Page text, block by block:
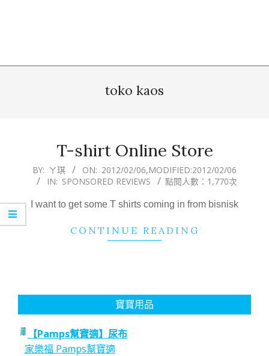
toko kaos
T-shirt Online Store
2012-
02-
06
BY: ㄚ琪 ON: 2012/02/06,MODIFIED:2012/02/06
IN: SPONSORED REVIEWS 點閱人數：1,770次
I want to get some T shirts coming in from bisnisk
CONTINUE READING
寶寶用品
【Pamps幫寶適】尿布
家樂福 Pamps幫寶適